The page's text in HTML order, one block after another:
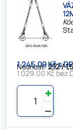
Nosnost:2,12 /
1 245.09 Kč s
1 029.00 Kč bez
⚊
✚